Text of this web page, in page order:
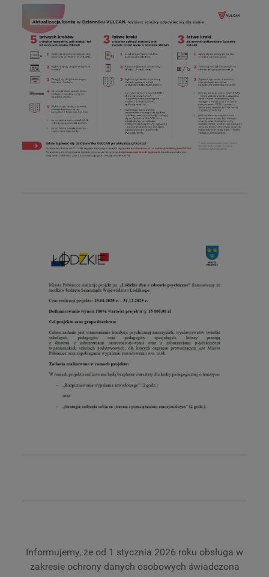
Informujemy, że od 1 stycznia 2026 roku obsługa w
zakresie ochrony danych osobowych świadczona